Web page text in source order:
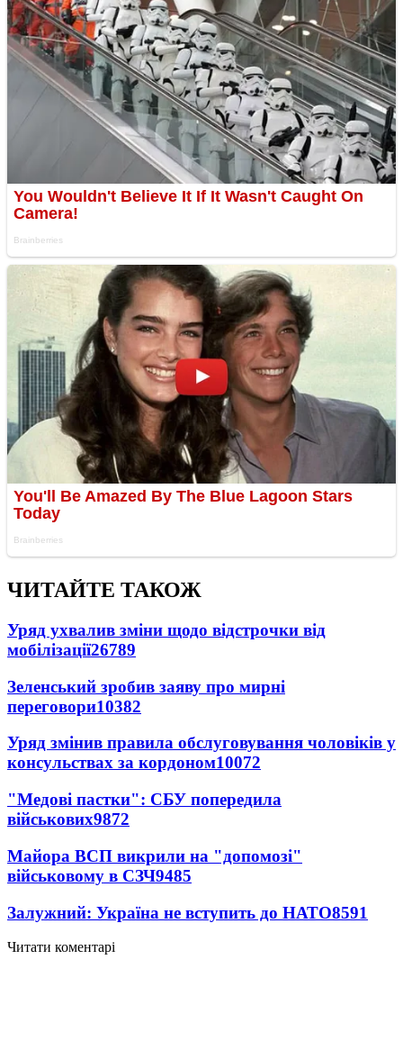
ЧИТАЙТЕ ТАКОЖ
Уряд ухвалив зміни щодо відстрочки від
мобілізації26789
Зеленський зробив заяву про мирні
переговори10382
Уряд змінив правила обслуговування чоловіків у
консульствах за кордоном10072
"Медові пастки": СБУ попередила
військових9872
Майора ВСП викрили на "допомозі"
військовому в СЗЧ9485
Залужний: Україна не вступить до НАТО8591
Читати коментарі